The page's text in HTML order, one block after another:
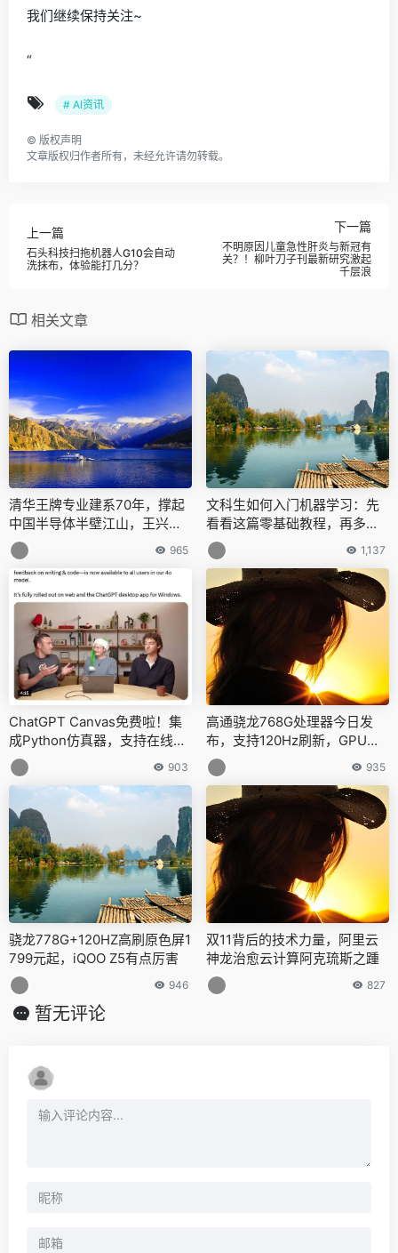
我们继续保持关注~
“
# AI资讯
© 版权声明
文章版权归作者所有，未经允许请勿转载。
上一篇
石头科技扫拖机器人G10会自动
洗抹布，体验能打几分？
下一篇
不明原因儿童急性肝炎与新冠有
关？！柳叶刀子刊最新研究激起
千层浪
相关文章
清华王牌专业建系70年，撑起
中国半导体半壁江山，王兴李
健都是系友
965
文科生如何入门机器学习：先
看看这篇零基础教程，再多算
几遍吧
1,137
ChatGPT Canvas免费啦！集
成Python仿真器，支持在线修
Bug，生产力飙升
903
高通骁龙768G处理器今日发
布，支持120Hz刷新，GPU比
前代提升15%
935
骁龙778G+120HZ高刷原色屏1
799元起，iQOO Z5有点厉害
946
双11背后的技术力量，阿里云
神龙治愈云计算阿克琉斯之踵
827
暂无评论